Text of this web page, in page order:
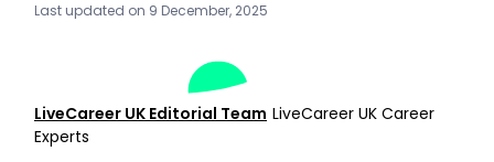
Last updated on 9 December, 2025
LiveCareer UK Editorial Team LiveCareer UK Career
Experts